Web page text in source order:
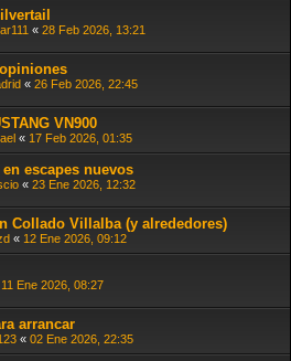
« 28 Feb 2026, 13:21
« 26 Feb 2026, 22:45
VN900
« 17 Feb 2026, 01:35
escapes nuevos
« 23 Ene 2026, 12:32
Collado Villalba (y alrededores)
« 12 Ene 2026, 09:12
11 Ene 2026, 08:27
arrancar
« 02 Ene 2026, 22:35